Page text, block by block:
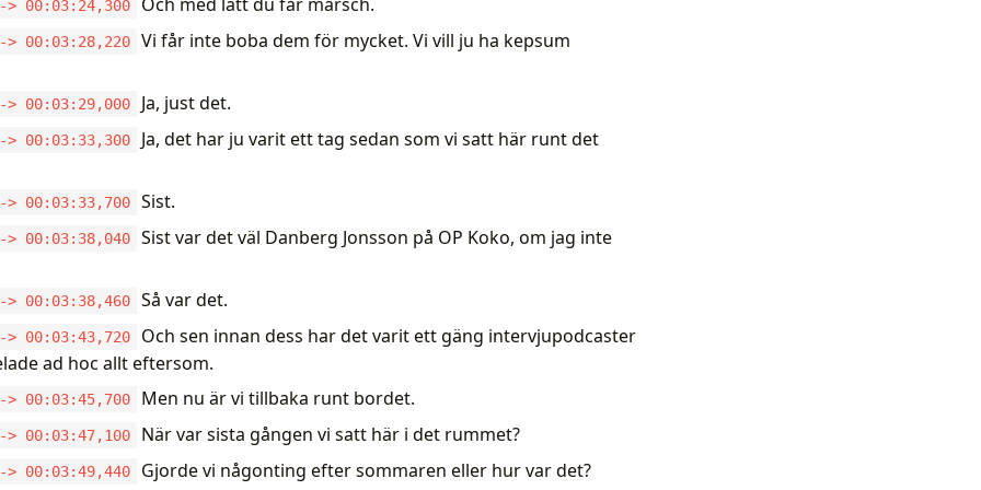
00:03:24,300
00:03:28,220 Vi får inte boba dem för mycket. Vi vill ju ha kepsum
00:03:29,000 Ja, just det.
00:03:33,300 Ja, det har ju varit ett tag sedan som vi satt här runt det
00:03:33,700 Sist.
00:03:38,040 Sist var det väl Danberg Jonsson på OP Koko, om jag inte
00:03:38,460 Så var det.
00:03:43,720
Och sen innan dess har det varit ett gäng intervjupodcaster
ad hoc allt eftersom.
00:03:45,700 Men nu är vi tillbaka runt bordet.
00:03:47,100 När var sista gången vi satt här i det rummet?
00:03:49,440 Gjorde vi någonting efter sommaren eller hur var det?